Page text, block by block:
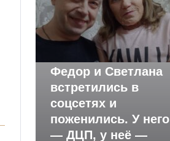
Федор и Светлана
встретились в
соцсетях и
поженились. У него
— ДЦП, у неё —